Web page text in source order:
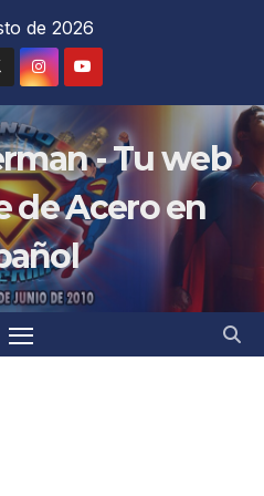
de 2026
- Tu web
de Acero en